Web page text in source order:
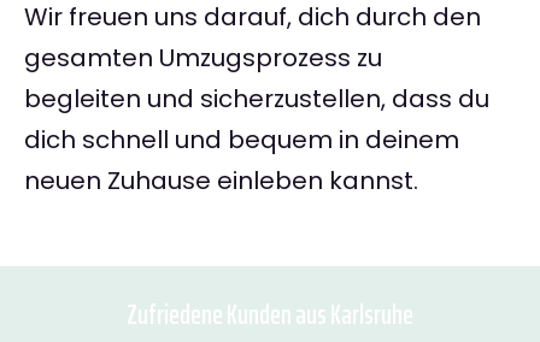
Wir freuen uns darauf, dich durch den
gesamten Umzugsprozess zu
begleiten und sicherzustellen, dass du
dich schnell und bequem in deinem
neuen Zuhause einleben kannst.
Zufriedene Kunden aus Karlsruhe